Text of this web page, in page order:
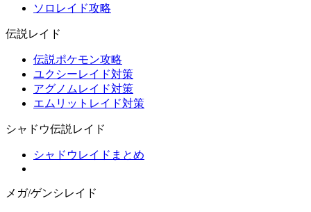
ソロレイド攻略
伝説レイド
伝説ポケモン攻略
ユクシーレイド対策
アグノムレイド対策
エムリットレイド対策
シャドウ伝説レイド
シャドウレイドまとめ
メガ/ゲンシレイド